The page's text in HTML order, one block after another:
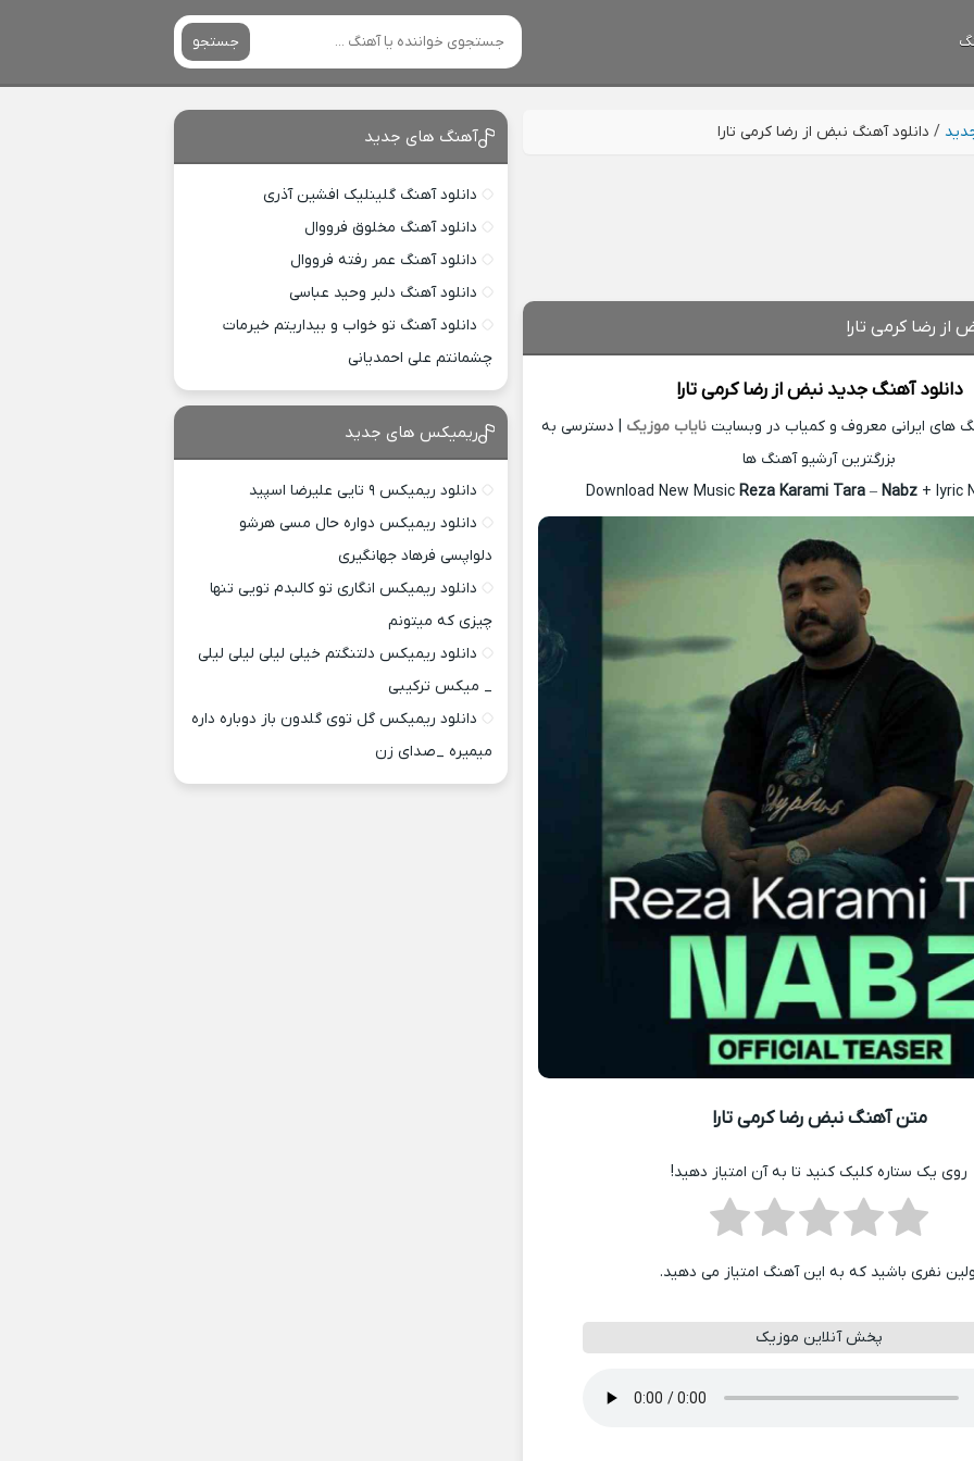
جستجو
/ دانلود آهنگ نبض از رضا کرمی تارا
از رضا کرمی تارا
دانلود آهنگ جدید نبض ازرضا کرمی تارا
های ایرانی معروف و کمیاب در وبسایتنایاب موزیک | دسترسی به
بزرگترین آرشیو آهنگ ها
Download New Music Reza Karami Tara– Nabz+ lyric
متن آهنگ نبض رضا کرمی تارا
روی یک ستاره کلیک کنید تا به آن امتیاز دهید!
نفری باشید که به این آهنگ امتیاز می دهید.
پخش آنلاین موزیک
آهنگ های جدید
دانلود آهنگ گلینلیک افشین آذری
دانلود آهنگ مخلوق فرووال
دانلود آهنگ عمر رفته فرووال
دانلود آهنگ دلبر وحید عباسی
دانلود آهنگ تو خواب و بیداریتم خیرمات
چشمانتم علی احمدیانی
ریمیکس های جدید
دانلود ریمیکس ۹ تایی علیرضا اسپید
دانلود ریمیکس دواره حال مسی هرشو
دلواپسی فرهاد جهانگیری
دانلود ریمیکس انگاری تو کالبدم تویی تنها
چیزی که میتونم
دانلود ریمیکس دلتنگتم خیلی لیلی لیلی لیلی
_ میکس ترکیبی
دانلود ریمیکس گل توی گلدون باز دوباره داره
میمیره _صدای زن